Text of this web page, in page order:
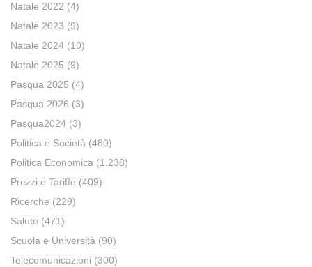
Natale 2022 (4)
Natale 2023 (9)
Natale 2024 (10)
Natale 2025 (9)
Pasqua 2025 (4)
Pasqua 2026 (3)
Pasqua2024 (3)
Politica e Società (480)
Politica Economica (1.238)
Prezzi e Tariffe (409)
Ricerche (229)
Salute (471)
Scuola e Università (90)
Telecomunicazioni (300)